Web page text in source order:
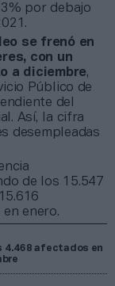
por debajo
se frenó en
con un
a diciembre,
Público de
del
Así, la cifra
desempleadas
de los 15.547
enero.
4.468 afectados en